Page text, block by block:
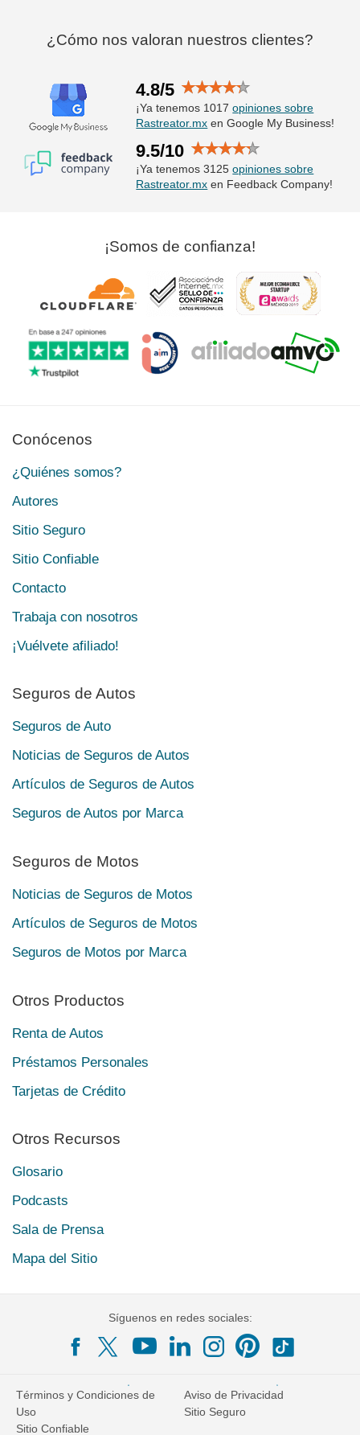
¿Cómo nos valoran nuestros clientes?
4.8/5
¡Ya tenemos 1017opiniones sobre
Rastreator.mx en Google My Business!
9.5/10
¡Ya tenemos 3125opiniones sobre
Rastreator.mx en Feedback Company!
¡Somos de confianza!
Conócenos
¿Quiénes somos?
Autores
Sitio Seguro
Sitio Confiable
Contacto
Trabaja con nosotros
¡Vuélvete afiliado!
Seguros de Autos
Seguros de Auto
Noticias de Seguros de Autos
Artículos de Seguros de Autos
Seguros de Autos por Marca
Seguros de Motos
Noticias de Seguros de Motos
Artículos de Seguros de Motos
Seguros de Motos por Marca
Otros Productos
Renta de Autos
Préstamos Personales
Tarjetas de Crédito
Otros Recursos
Glosario
Podcasts
Sala de Prensa
Mapa del Sitio
Síguenos en redes sociales:
Términos y Condiciones de
Uso
Aviso de Privacidad
Sitio Seguro
Sitio Confiable